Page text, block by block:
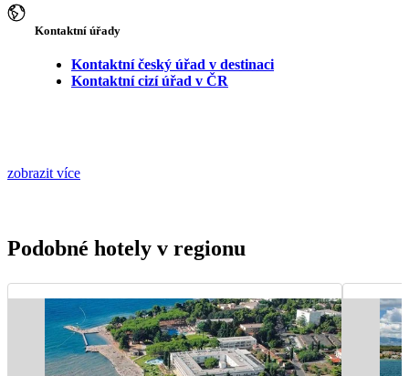
Kontaktní úřady
Kontaktní český úřad v destinaci
Kontaktní cizí úřad v ČR
zobrazit více
Podobné hotely v regionu